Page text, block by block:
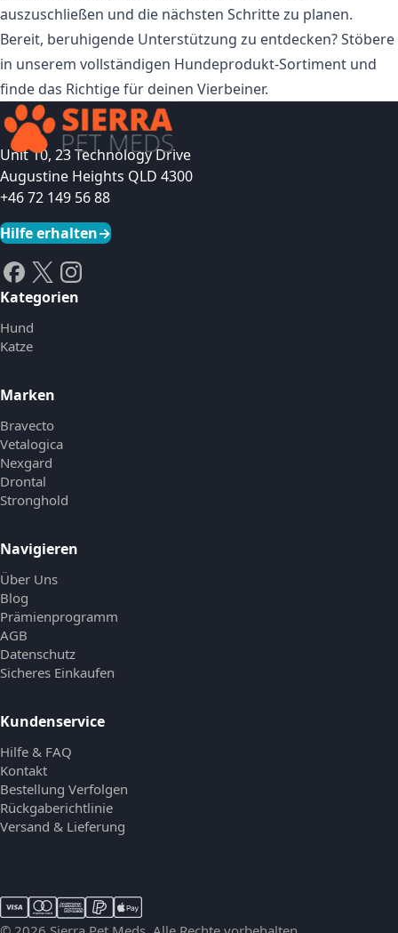
auszuschließen und die nächsten Schritte zu planen.
Bereit, beruhigende Unterstützung zu entdecken?Stöbere
in unserem vollständigen Hundeprodukt-Sortiment und
finde das Richtige für deinen Vierbeiner.
Unit 10, 23 Technology Drive
Augustine Heights QLD 4300
+46 72 149 56 88
Hilfe erhalten→
Kategorien
Hund
Katze
Marken
Bravecto
Vetalogica
Nexgard
Drontal
Stronghold
Navigieren
Über Uns
Blog
Prämienprogramm
AGB
Datenschutz
Sicheres Einkaufen
Kundenservice
Hilfe & FAQ
Kontakt
Bestellung Verfolgen
Rückgaberichtlinie
Versand & Lieferung